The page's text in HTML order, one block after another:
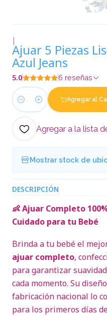
|
Ajuar 5 Piezas
Azul Jeans
5.0 6 reseñas
Cantidad
Agregar al
Agregar a la lista
Mostrar stock de
DESCRIPCIÓN
👶 Ajuar Completo
Cuidado para tu Bebé
Brinda a tu bebé el
ajuar completo,
para garantizar
cada momento. Su
fabricación nacional lo
para los primeros días